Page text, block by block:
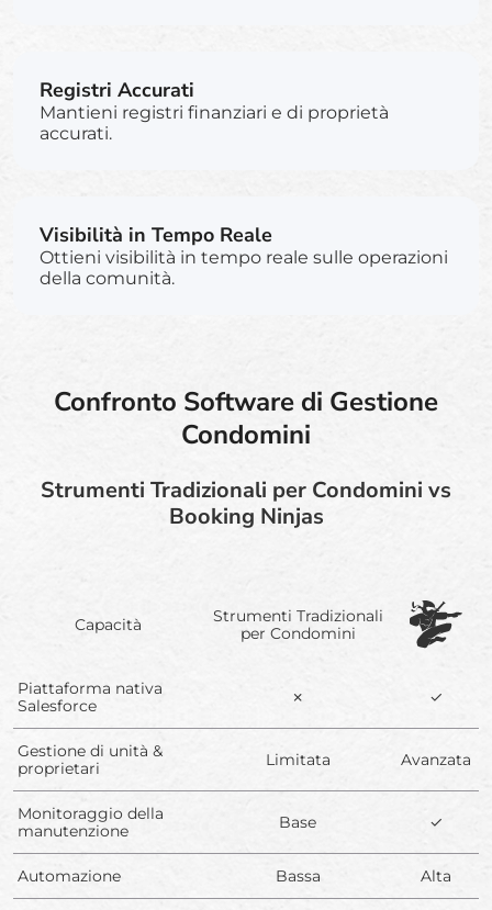
Registri Accurati
Mantieni registri finanziari e di proprietà
accurati.
Visibilità in Tempo Reale
Ottieni visibilità in tempo reale sulle operazioni
della comunità.
Confronto Software di Gestione
Condomini
Strumenti Tradizionali per Condomini vs
Booking Ninjas
Capacità
Strumenti Tradizionali
per Condomini
Piattaforma nativa
Salesforce
✗ ✓
Gestione di unità &
proprietari
Limitata Avanzata
Monitoraggio della
manutenzione
Base ✓
Automazione Bassa Alta